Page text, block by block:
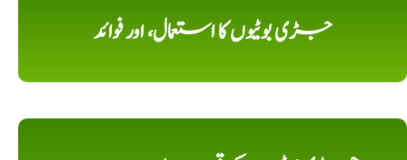
جڑی بوٹیوں کا استعمال، اور فوائد